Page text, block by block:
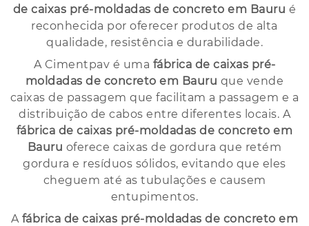
de caixas pré-moldadas de concreto em Bauru é
reconhecida por oferecer produtos de alta
qualidade, resistência e durabilidade.
A Cimentpav é uma fábrica de caixas pré-
moldadas de concreto em Bauru que vende
caixas de passagem que facilitam a passagem e a
distribuição de cabos entre diferentes locais. A
fábrica de caixas pré-moldadas de concreto em
Bauru oferece caixas de gordura que retém
gordura e resíduos sólidos, evitando que eles
cheguem até as tubulações e causem
entupimentos.
A fábrica de caixas pré-moldadas de concreto em